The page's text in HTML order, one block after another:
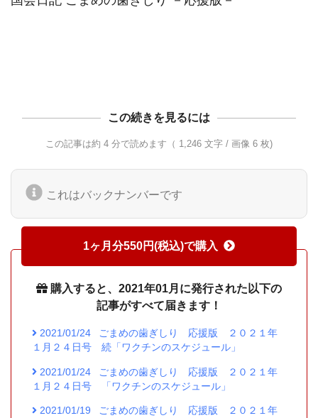
この続きを見るには
この記事は約 4 分で読めます（ 1,246 文字 / 画像 6 枚)
これはバックナンバーです
1ヶ月分550円(税込)で購入
購入すると、2021年01月に発行された以下の
記事がすべて届きます！
2021/01/24
ごまめの歯ぎしり 応援版 ２０２１年
１月２４日号 続「ワクチンのスケジュール」
2021/01/24
ごまめの歯ぎしり 応援版 ２０２１年
１月２４日号 「ワクチンのスケジュール」
2021/01/19
ごまめの歯ぎしり 応援版 ２０２１年